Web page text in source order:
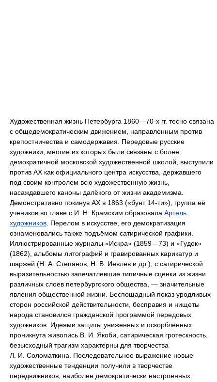
Художественная жизнь Петербурга 1860—70-х гг. тесно связана
с общедемократическим движением, направленным против
крепостничества и самодержавия. Передовые русские
художники, многие из которых были связаны с более
демократичной московской художественной школой, выступили
против АХ как официального центра искусства, державшего
под своим контролем всю художественную жизнь,
насаждавшего каноны далёкого от жизни академизма.
Демонстративно покинув АХ в 1863 («бунт 14-ти»), группа её
учеников во главе с И. Н. Крамским образовала Артель
художников . Перелом в искусстве, его демократизация
ознаменовались также подъёмом сатирической графики.
Иллюстрированные журналы «Искра» (1859—73) и «Гудок»
(1862), альбомы литографий и гравированных карикатур и
шаржей (Н. А. Степанов, Н. В. Иевлев и др.), с сатирической
выразительностью запечатлевшие типичные сценки из жизни
различных слоев петербургского общества, — значительные
явления общественной жизни. Беспощадный показ уродливых
сторон российской действительности, бесправия и нищеты
народа становился гражданской программой передовых
художников. Идеями защиты униженных и оскорблённых
проникнута живопись В. И. Якоби, сатирическая гротескность,
безысходный трагизм характерны для творчества
Л. И. Соломаткина. Последовательное выражение новые
художественные тенденции получили в творчестве
передвижников, наиболее демократически настроенных